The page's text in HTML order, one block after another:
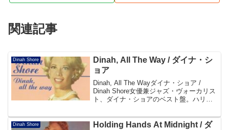
関連記事
Dinah Shore
Dinah, All The Way / ダイナ・シ
ョア
Dinah, All The Wayダイナ・ショア /
Dinah Shore女優兼ジャズ・ヴォーカリス
ト、ダイナ・ショアのベスト盤。ハリ
クに1957～1962年の名唱から19曲を収
録。Disc101. ...
Dinah Shore
Holding Hands At Midnight / ダ